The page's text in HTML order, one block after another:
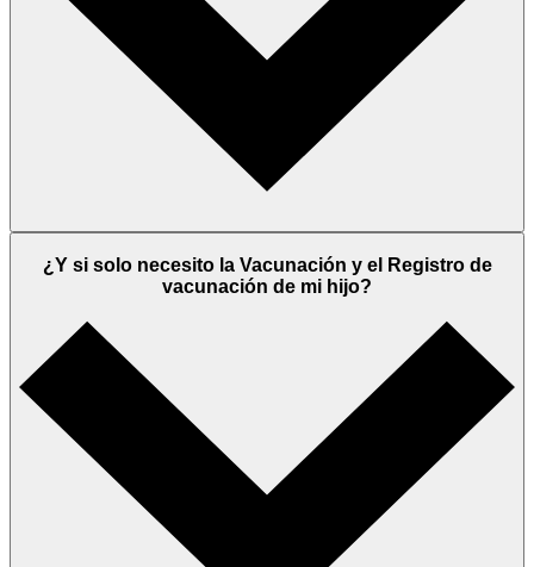
¿Y si solo necesito la Vacunación y el Registro de
vacunación de mi hijo?